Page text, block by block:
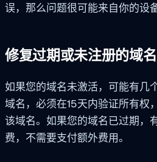
误，那么问题很可能来自你的设
修复过期或未注册的域名
如果您的域名未激活，可能有几
域名，必须在15天内验证所有权
该域名。如果您的域名已过期，
费，不需要支付额外费用。